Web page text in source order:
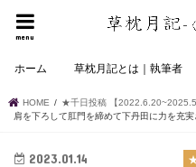
menu
ホーム 草枕月記とは｜執筆者
HOME
★千日投稿 【
肩を下ろして肛門を締めて下丹田に力を充
2023.01.14